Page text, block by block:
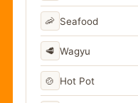
🦐 Seafood
🥩 Wagyu
🍲 Hot Pot